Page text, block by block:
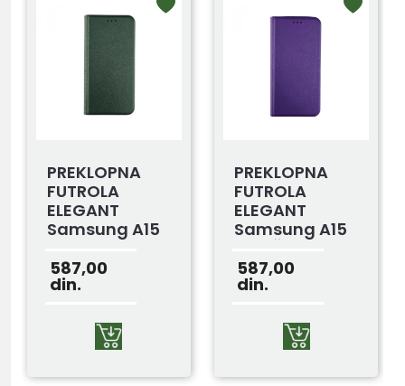
PREKLOPNA
FUTROLA
ELEGANT
Samsung A15
587,00
din.
PREKLOPNA
FUTROLA
ELEGANT
Samsung A15
587,00
din.